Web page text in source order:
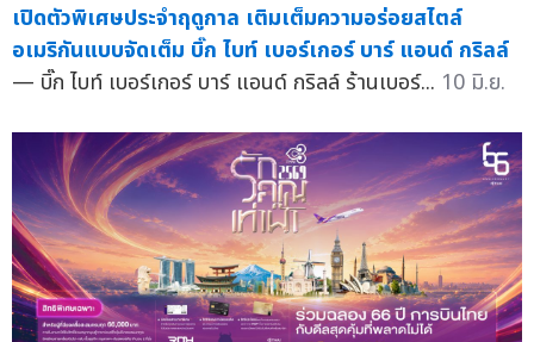
เปิดตัวพิเศษประจำฤดูกาล เติมเต็มความอร่อยสไตล์
อเมริกันแบบจัดเต็ม บิ๊ก ไบท์ เบอร์เกอร์ บาร์ แอนด์ กริลล์
— บิ๊ก ไบท์ เบอร์เกอร์ บาร์ แอนด์ กริลล์ ร้านเบอร์... 10 มิ.ย.